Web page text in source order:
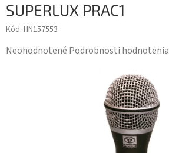
SUPERLUX PRAC1
Kód: HN157553
Priemerné
Neohodnotené Podrobnosti hodnotenia